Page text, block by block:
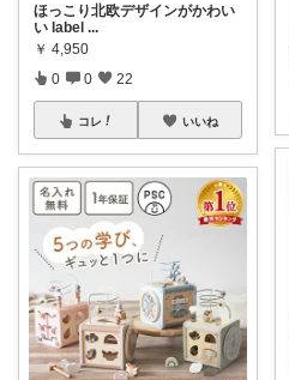
ほっこり北欧デザインがかわい
い label ...
￥ 4,950
0 0 22
コレ いいね